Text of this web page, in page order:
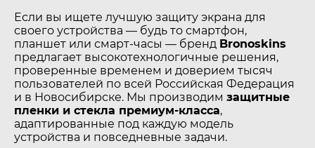
Если вы ищете лучшую защиту экрана для
своего устройства — будь то смартфон,
планшет или смарт-часы — бренд Bronoskins
предлагает высокотехнологичные решения,
проверенные временем и доверием тысяч
пользователей по всей Российская Федерация
и в Новосибирске. Мы производим защитные
пленки и стекла премиум-класса,
адаптированные под каждую модель
устройства и повседневные задачи.